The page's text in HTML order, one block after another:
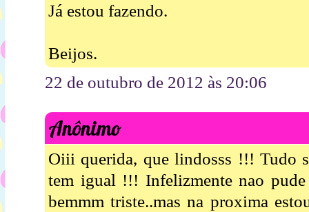
Já estou fazendo.
Beijos.
22 de outubro de 2012 às 20:06
Anônimo
Oiii querida, que lindosss !!! Tudo
tem igual !!! Infelizmente nao pude
bemmm triste..mas na proxima